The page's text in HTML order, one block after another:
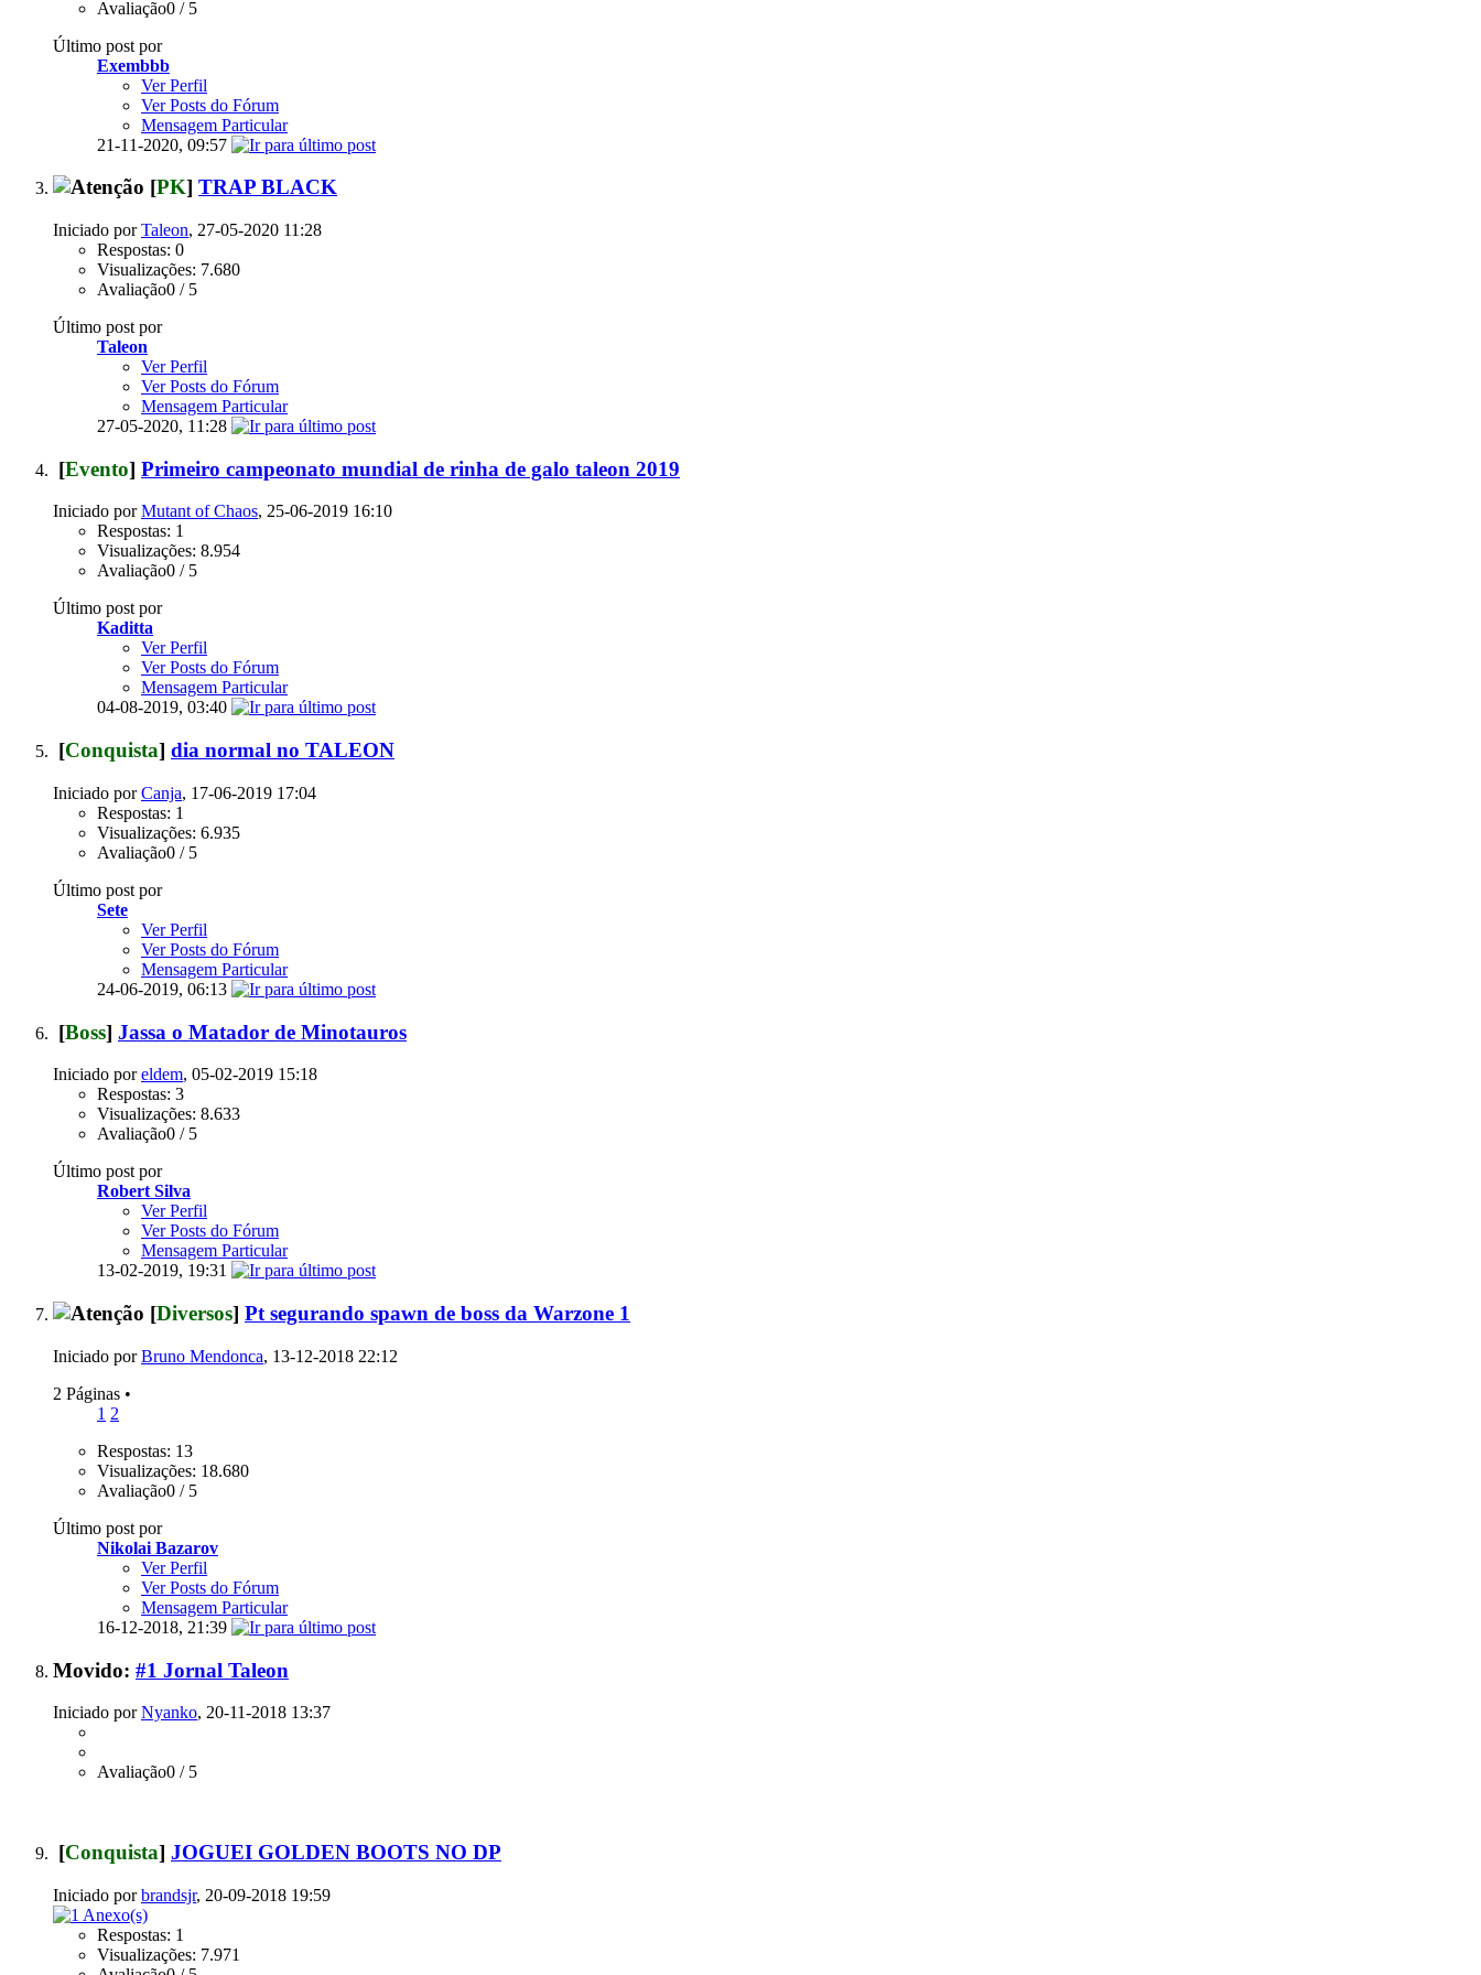
Avaliação0 / 5
Último post por
Exembbb
Ver Perfil
Ver Posts do Fórum
Mensagem Particular
21-11-2020, 09:57
[PK] TRAP BLACK
Iniciado porTaleon, 27-05-2020 11:28
Respostas: 0
Visualizações: 7.680
Avaliação0 / 5
Último post por
Taleon
Ver Perfil
Ver Posts do Fórum
Mensagem Particular
27-05-2020, 11:28
[Evento] Primeiro campeonato mundial de rinha de galo taleon 2019
Iniciado porMutant of Chaos, 25-06-2019 16:10
Respostas: 1
Visualizações: 8.954
Avaliação0 / 5
Último post por
Kaditta
Ver Perfil
Ver Posts do Fórum
Mensagem Particular
04-08-2019, 03:40
[Conquista] dia normal no TALEON
Iniciado porCanja, 17-06-2019 17:04
Respostas: 1
Visualizações: 6.935
Avaliação0 / 5
Último post por
Sete
Ver Perfil
Ver Posts do Fórum
Mensagem Particular
24-06-2019, 06:13
[Boss] Jassa o Matador de Minotauros
Iniciado poreldem, 05-02-2019 15:18
Respostas: 3
Visualizações: 8.633
Avaliação0 / 5
Último post por
Robert Silva
Ver Perfil
Ver Posts do Fórum
Mensagem Particular
13-02-2019, 19:31
[Diversos] Pt segurando spawn de boss da Warzone 1
Iniciado porBruno Mendonca, 13-12-2018 22:12
2 Páginas •
1 2
Respostas: 13
Visualizações: 18.680
Avaliação0 / 5
Último post por
Nikolai Bazarov
Ver Perfil
Ver Posts do Fórum
Mensagem Particular
16-12-2018, 21:39
Movido: #1 Jornal Taleon
Iniciado porNyanko, 20-11-2018 13:37
Avaliação0 / 5
[Conquista] JOGUEI GOLDEN BOOTS NO DP
Iniciado porbrandsjr, 20-09-2018 19:59
Respostas: 1
Visualizações: 7.971